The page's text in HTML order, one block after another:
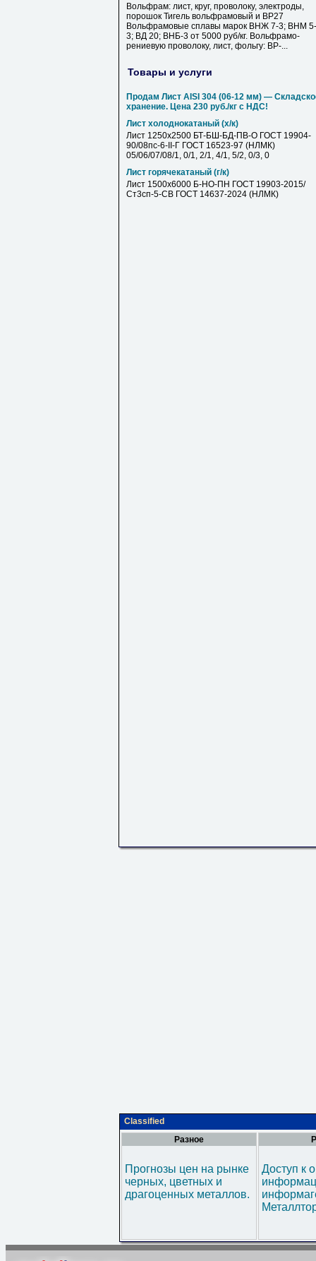
Вольфрам: лист, круг, проволоку, электроды,
порошок Тигель вольфрамовый и ВР27
Вольфрамовые сплавы марок ВНЖ 7-3; ВНМ 5-
3; ВД 20; ВНБ-3 от 5000 руб/кг. Вольфрамо-
рениевую проволоку, лист, фольгу: ВР-...
Товары и услуги
Продам Лист AISI 304 (06-12 мм) —
хранение. Цена 230 руб./кг с НДС!
Лист холоднокатаный (х/к)
Лист 1250х2500 БТ-БШ-БД-ПВ-О ГОСТ 19904-
90/08пс-6-II-Г ГОСТ 16523-97 (НЛМК)
05/06/07/08/1, 0/1, 2/1, 4/1, 5/2, 0/3, 0
Лист горячекатаный (г/к)
Лист 1500х6000 Б-НО-ПН ГОСТ 19903-2015/
Ст3сп-5-СВ ГОСТ 14637-2024 (НЛМК)
Classified
Разное
Прогнозы цен на рынке
черных, цветных и
драгоценных металлов.
Доступ к